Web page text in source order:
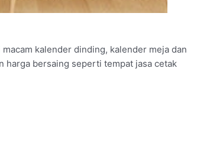
kalender dinding, kalender meja dan
harga bersaing seperti tempat jasa cetak